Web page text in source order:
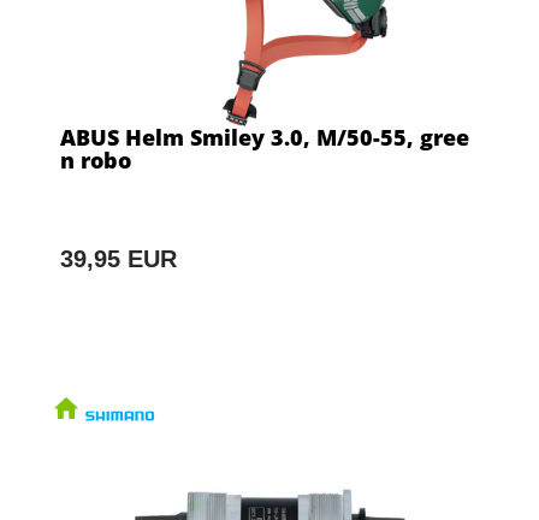
ABUS Helm Smiley 3.0, M/50-55, gree
n robo
39,95 EUR